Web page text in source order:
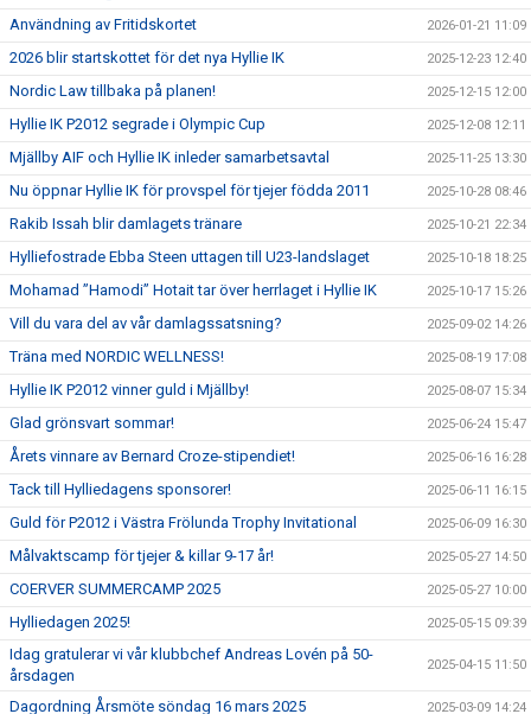
Användning av Fritidskortet 2026-01-21 11:09
2026 blir startskottet för det nya Hyllie IK 2025-12-23 12:40
Nordic Law tillbaka på planen! 2025-12-15 12:00
Hyllie IK P2012 segrade i Olympic Cup 2025-12-08 12:11
Mjällby AIF och Hyllie IK inleder samarbetsavtal 2025-11-25 13:30
Nu öppnar Hyllie IK för provspel för tjejer födda 2011 2025-10-28 08:46
Rakib Issah blir damlagets tränare 2025-10-21 22:34
Hylliefostrade Ebba Steen uttagen till U23-landslaget 2025-10-18 18:25
Mohamad ”Hamodi” Hotait tar över herrlaget i Hyllie IK 2025-10-17 15:26
Vill du vara del av vår damlagssatsning? 2025-09-02 14:26
Träna med NORDIC WELLNESS! 2025-08-19 17:08
Hyllie IK P2012 vinner guld i Mjällby! 2025-08-07 15:34
Glad grönsvart sommar! 2025-06-24 15:47
Årets vinnare av Bernard Croze-stipendiet! 2025-06-16 16:28
Tack till Hylliedagens sponsorer! 2025-06-11 16:15
Guld för P2012 i Västra Frölunda Trophy Invitational 2025-06-09 16:30
Målvaktscamp för tjejer & killar 9-17 år! 2025-05-27 14:50
COERVER SUMMERCAMP 2025 2025-05-27 10:00
Hylliedagen 2025! 2025-05-15 09:39
Idag gratulerar vi vår klubbchef Andreas Lovén på 50-
årsdagen
2025-04-15 11:50
Dagordning Årsmöte söndag 16 mars 2025 2025-03-09 14:24